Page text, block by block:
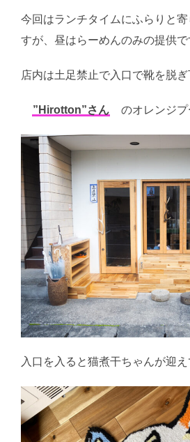
今回はランチタイムにふらりと
すが、昼はらーめんのみの提供で
店内は土足禁止で入口で靴を脱ぎ
”Hirotton”さん のオレンジプ
入口を入ると猫煮干ちゃんが迎え